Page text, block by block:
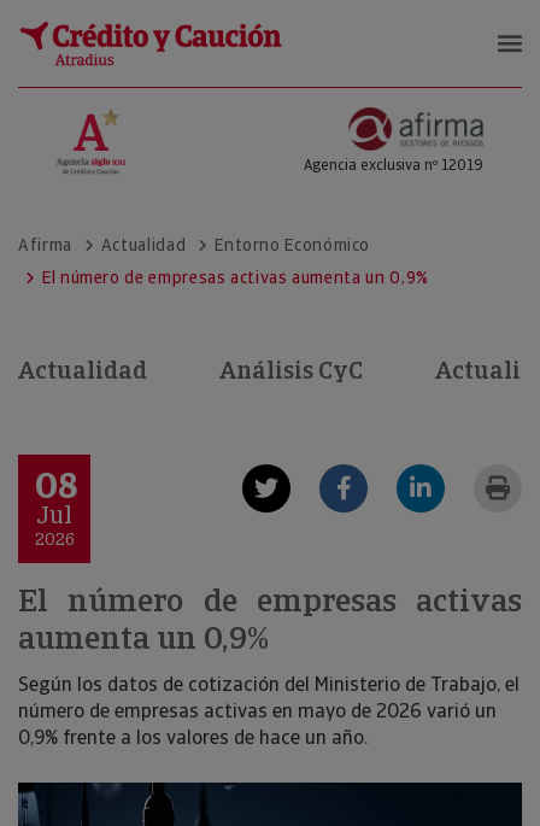
Afirma Gestores de Riesgos
Agencia exclusiva nº 12019
Afirma Actualidad
Entorno Económico
El número de empresas activas aumenta un 0,9%
Actualidad Análisis CyC
08
Jul
2026
El número de empresas activas
aumenta un 0,9%
Según los datos de cotización del Ministerio de Trabajo, el
número de empresas activas en mayo de 2026 varió un
0,9% frente a los valores de hace un año.